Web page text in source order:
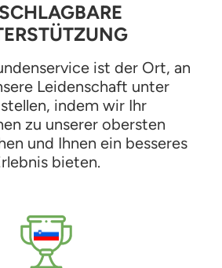
ist der Ort, an
Leidenschaft unter
indem wir Ihr
zu unserer obersten
und Ihnen ein besseres
bieten.